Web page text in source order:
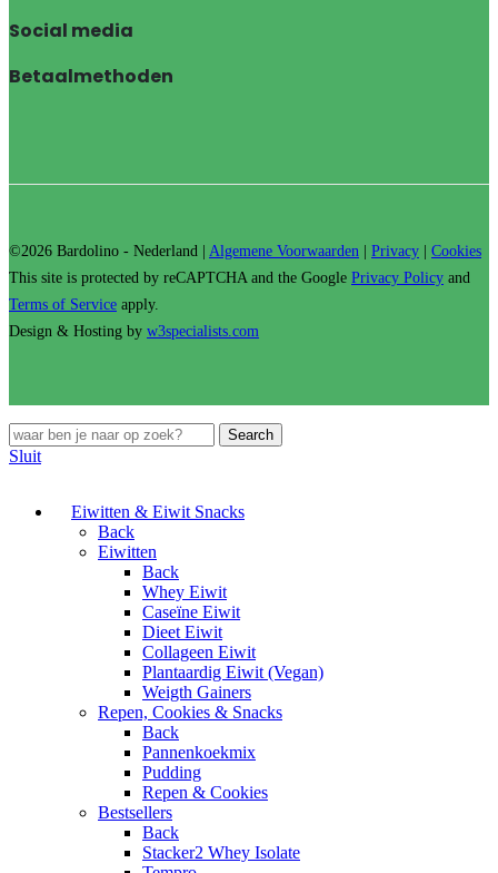
Social media
Betaalmethoden
©2026 Bardolino - Nederland | Algemene Voorwaarden Privacy
Cookies
This site is protected by reCAPTCHA and the Google Privacy Policy and
Terms of Service apply.
Design & Hosting by w3specialists.com
Search
Sluit
Eiwitten & Eiwit Snacks
Back
Eiwitten
Back
Whey Eiwit
Caseïne Eiwit
Dieet Eiwit
Collageen Eiwit
Plantaardig Eiwit (Vegan)
Weigth Gainers
Repen, Cookies & Snacks
Back
Pannenkoekmix
Pudding
Repen & Cookies
Bestsellers
Back
Stacker2 Whey Isolate